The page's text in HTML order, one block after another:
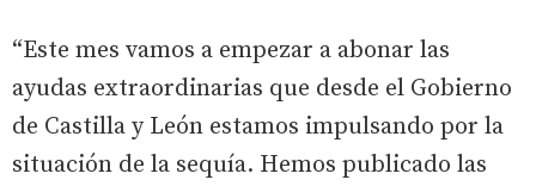
“Este mes vamos a empezar a abonar las
ayudas extraordinarias que desde el Gobierno
de Castilla y León estamos impulsando por la
situación de la sequía. Hemos publicado las